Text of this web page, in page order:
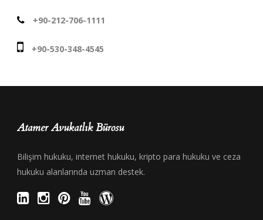
+90-212-706-1111
+90-530-348-4545
Atamer Avukatlık Bürosu
Bilişim hukuku, internet hukuku, kripto para hukuku ve ceza
hukuku alanlarında uzman destek.